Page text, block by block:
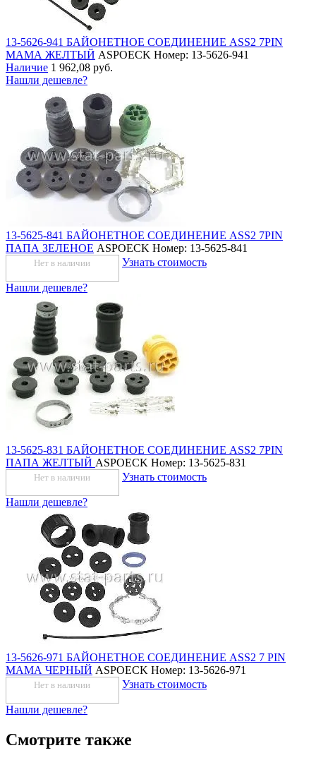
13-5626-941 БАЙОНЕТНОЕ СОЕДИНЕНИЕ ASS2 7PIN
МАМА ЖЕЛТЫЙ ASPOECK Номер: 13-5626-941
Наличие 1 962,08 руб.
Нашли дешевле?
13-5625-841 БАЙОНЕТНОЕ СОЕДИНЕНИЕ ASS2 7PIN
ПАПА ЗЕЛЕНОЕ ASPOECK Номер: 13-5625-841
Нет в наличии Узнать стоимость
Нашли дешевле?
13-5625-831 БАЙОНЕТНОЕ СОЕДИНЕНИЕ ASS2 7PIN
ПАПА ЖЕЛТЫЙ ASPOECK Номер: 13-5625-831
Нет в наличии Узнать стоимость
Нашли дешевле?
13-5626-971 БАЙОНЕТНОЕ СОЕДИНЕНИЕ ASS2 7 PIN
МАМА ЧЕРНЫЙ ASPOECK Номер: 13-5626-971
Нет в наличии Узнать стоимость
Нашли дешевле?
Смотрите также